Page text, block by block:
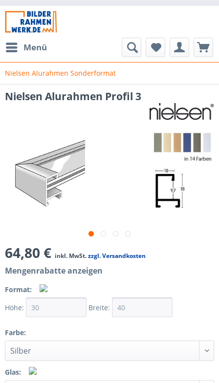
Menü
Nielsen Alurahmen Sonderformat
Nielsen Alurahmen Profil 3
64,80 € inkl. MwSt.zzgl. Versandkosten
Mengenrabatte anzeigen
Format:
Höhe:
Breite:
Farbe:
Glas: